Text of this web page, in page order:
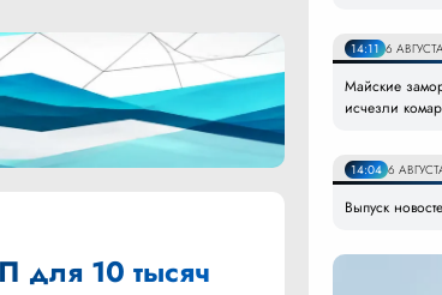
для 10 тысяч
14:11 6 АВГУСТА
Майские
исчезли
14:04 6
Выпуск